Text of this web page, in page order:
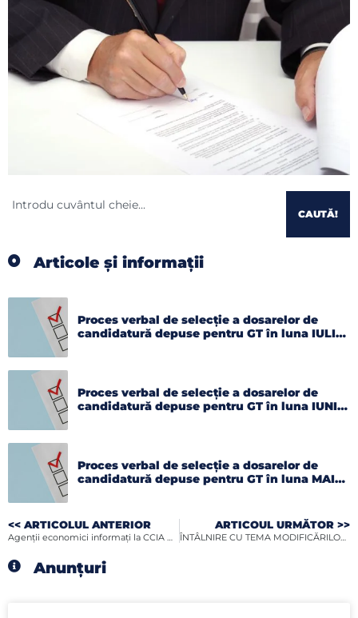
CAUTĂ!
Articole și informații
Proces verbal de selecție a dosarelor de
candidatură depuse pentru GT în luna IULIE
Proces verbal de selecție a dosarelor de
candidatură depuse pentru GT în luna IUNIE
Proces verbal de selecție a dosarelor de
candidatură depuse pentru GT în luna MAI
<< ARTICOLUL ANTERIOR
Agenţii economici informaţi la CCIA Botoşani despre Analiza de Risc la Securitatea Fizică
ARTICOUL URMĂTOR >>
ÎNTÂLNIRE CU TEMA MODIFICĂRILOR LEGISLAȚIEI ACHIZIȚIILOR PUBLICE
Anunțuri